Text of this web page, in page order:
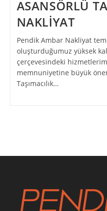
ASANSÖRLÜ
NAKLİYAT
Pendik Ambar Nakliyat
oluşturduğumuz yüksek
çerçevesindeki
memnuniyetine büyük
Taşımacılık…